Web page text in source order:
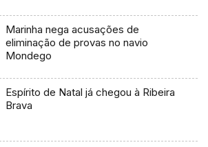
Marinha nega acusações de
eliminação de provas no navio
Mondego
Espírito de Natal já chegou à Ribeira
Brava